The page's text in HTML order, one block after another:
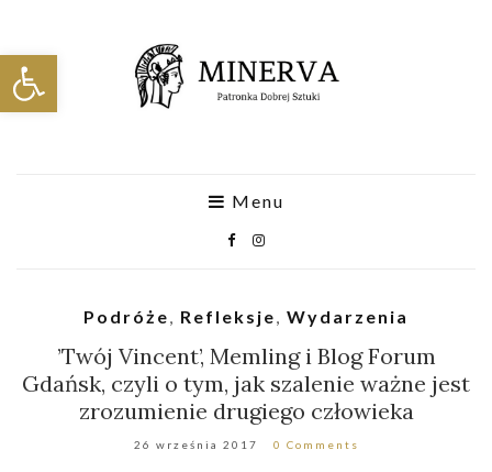
Otwórz pasek narzędzi
Menu
Podróże Refleksje Wydarzenia
’Twój Vincent’, Memling i Blog Forum
Gdańsk, czyli o tym, jak szalenie ważne jest
zrozumienie drugiego człowieka
26 września 2017 0 Comments